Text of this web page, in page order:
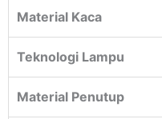
Material Kaca
Teknologi Lampu
Material Penutup